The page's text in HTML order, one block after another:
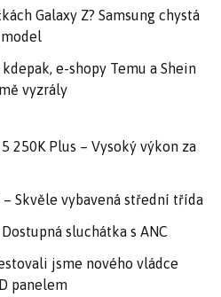
Galaxy Z? Samsung chystá
e-shopy Temu a Shein
vyzrály
250K Plus – Vysoký výkon za
– Skvěle vybavená střední třída
sluchátka s ANC
jsme nového vládce
panelem